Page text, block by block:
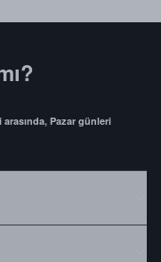
arasında, Pazar günleri